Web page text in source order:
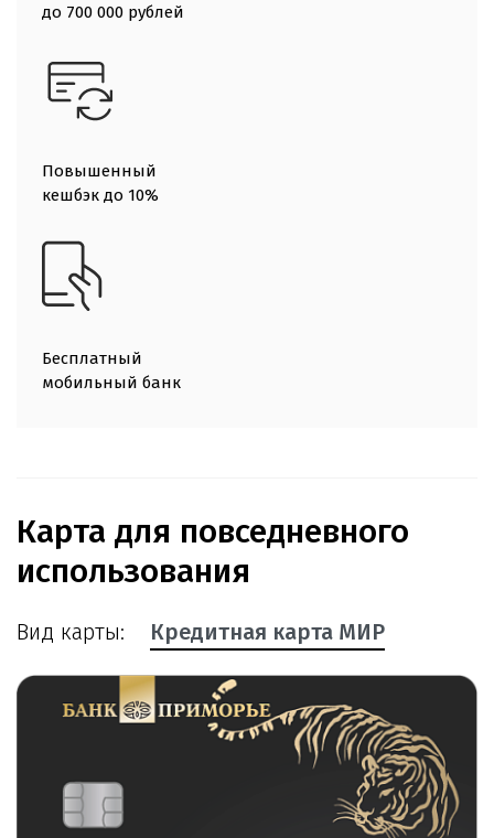
до 700 000 рублей
Повышенный
кешбэк до 10%
Бесплатный
мобильный банк
Карта для повседневного
использования
Вид карты: Кредитная карта МИР